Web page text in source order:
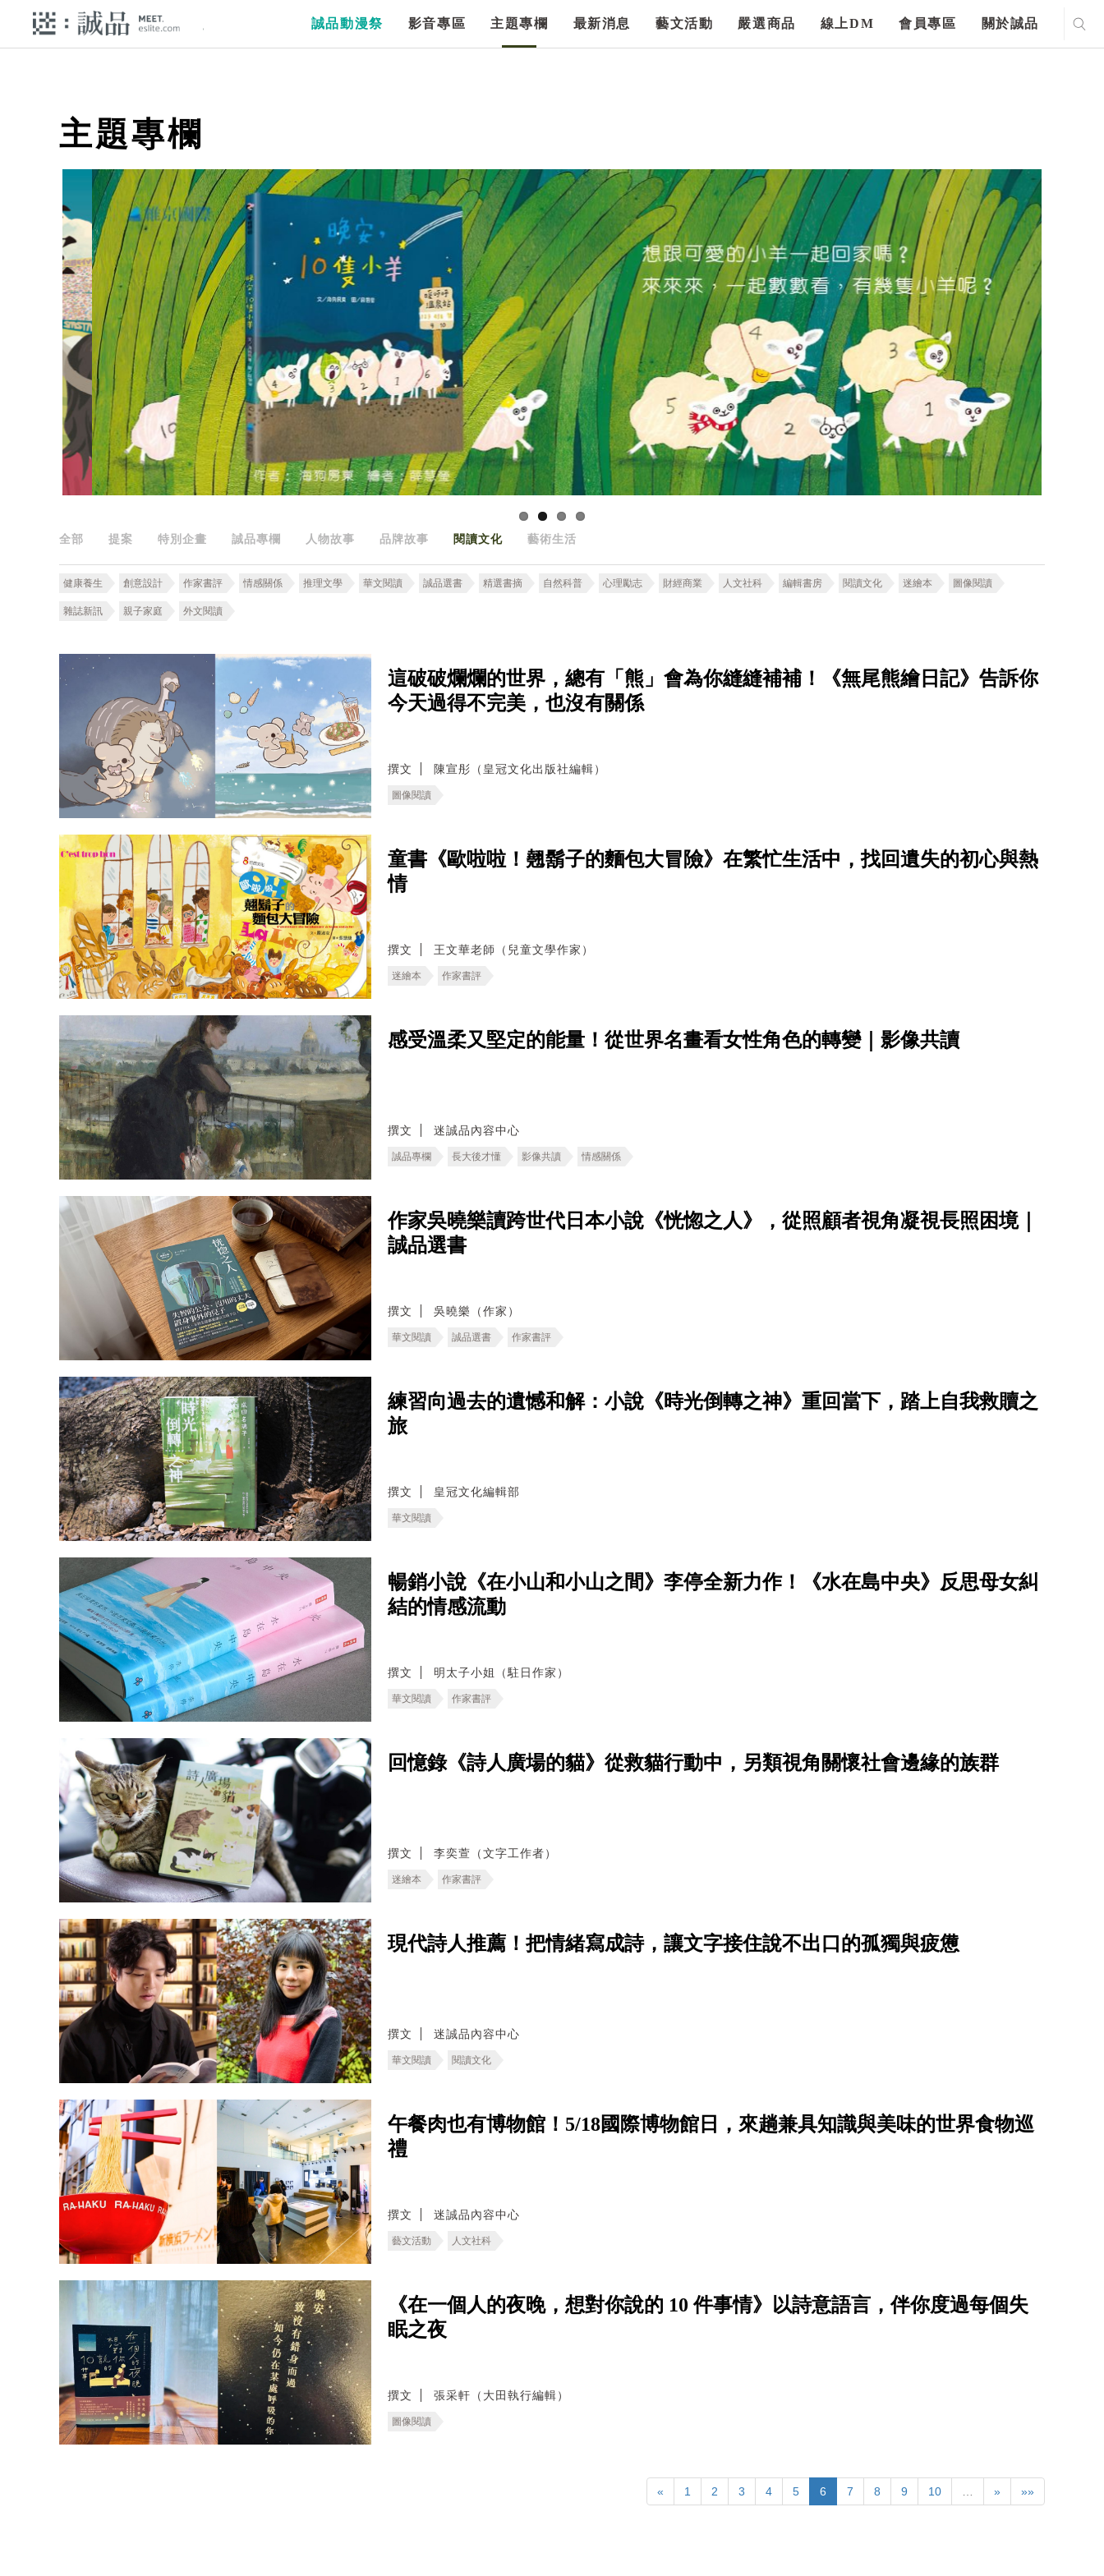
誠品動漫祭 影音專區 主題專欄 最新消息 藝文活動 嚴選商品 線上DM 會員專區 關於誠品
主題專欄
全部 提案 特別企畫 誠品專欄 人物故事 品牌故事 閱讀文化 藝術生活
健康養生 創意設計 作家書評 情感關係 推理文學 華文閱讀 誠品選書 精選書摘 自然科普 心理勵志 財經商業 人文社科 編輯書房 閱讀文化 迷繪本 圖像閱讀
雜誌新訊 親子家庭 外文閱讀
這破破爛爛的世界，總有「熊」會為你縫縫補補！《無尾熊繪日記》告訴你
今天過得不完美，也沒有關係
撰文 陳宣彤（皇冠文化出版社編輯）
圖像閱讀
童書《歐啦啦！翹鬍子的麵包大冒險》在繁忙生活中，找回遺失的初心與熱
情
撰文 王文華老師（兒童文學作家）
迷繪本 作家書評
感受溫柔又堅定的能量！從世界名畫看女性角色的轉變｜影像共讀
撰文 迷誠品內容中心
誠品專欄 長大後才懂 影像共讀 情感關係
作家吳曉樂讀跨世代日本小說《恍惚之人》，從照顧者視角凝視長照困境｜
誠品選書
撰文 吳曉樂（作家）
華文閱讀 誠品選書 作家書評
練習向過去的遺憾和解：小說《時光倒轉之神》重回當下，踏上自我救贖之
旅
撰文 皇冠文化編輯部
華文閱讀
暢銷小說《在小山和小山之間》李停全新力作！《水在島中央》反思母女糾
結的情感流動
撰文 明太子小姐（駐日作家）
華文閱讀 作家書評
回憶錄《詩人廣場的貓》從救貓行動中，另類視角關懷社會邊緣的族群
撰文 李奕萱（文字工作者）
迷繪本 作家書評
現代詩人推薦！把情緒寫成詩，讓文字接住說不出口的孤獨與疲憊
撰文 迷誠品內容中心
華文閱讀 閱讀文化
午餐肉也有博物館！5/18國際博物館日，來趟兼具知識與美味的世界食物巡
禮
撰文 迷誠品內容中心
藝文活動 人文社科
《在一個人的夜晚，想對你說的 10 件事情》以詩意語言，伴你度過每個失
眠之夜
撰文 張采軒（大田執行編輯）
圖像閱讀
« 1 2 3 4 5 6 7 8 9 10 … » »»